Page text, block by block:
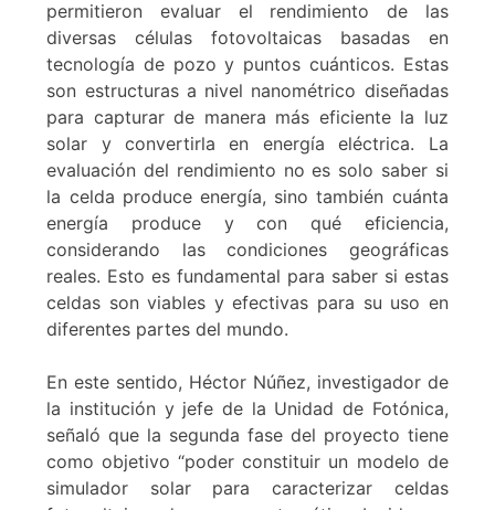
permitieron evaluar el rendimiento de las
diversas células fotovoltaicas basadas en
tecnología de pozo y puntos cuánticos. Estas
son estructuras a nivel nanométrico diseñadas
para capturar de manera más eficiente la luz
solar y convertirla en energía eléctrica. La
evaluación del rendimiento no es solo saber si
la celda produce energía, sino también cuánta
energía produce y con qué eficiencia,
considerando las condiciones geográficas
reales. Esto es fundamental para saber si estas
celdas son viables y efectivas para su uso en
diferentes partes del mundo.
En este sentido, Héctor Núñez, investigador de
la institución y jefe de la Unidad de Fotónica,
señaló que la segunda fase del proyecto tiene
como objetivo “poder constituir un modelo de
simulador solar para caracterizar celdas